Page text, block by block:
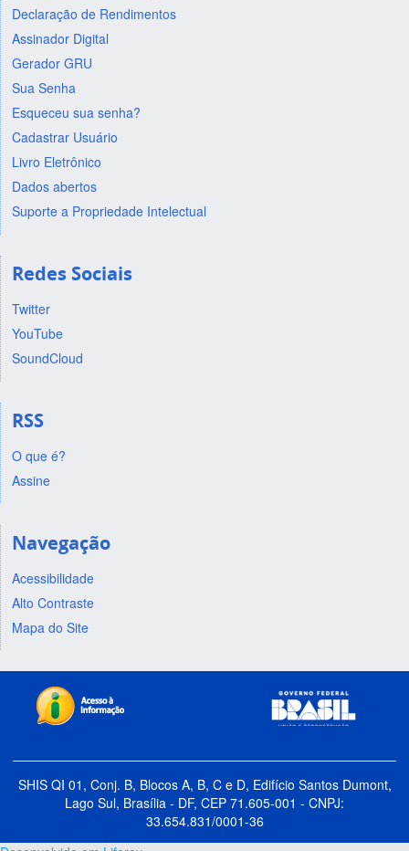
Declaração de Rendimentos
Assinador Digital
Gerador GRU
Sua Senha
Esqueceu sua senha?
Cadastrar Usuário
Livro Eletrônico
Dados abertos
Suporte a Propriedade Intelectual
Redes Sociais
Twitter
YouTube
SoundCloud
RSS
O que é?
Assine
Navegação
Acessibilidade
Alto Contraste
Mapa do Site
SHIS QI 01, Conj. B, Blocos A, B, C e D, Edifício Santos Dumont,
Lago Sul, Brasília - DF, CEP 71.605-001 - CNPJ:
33.654.831/0001-36